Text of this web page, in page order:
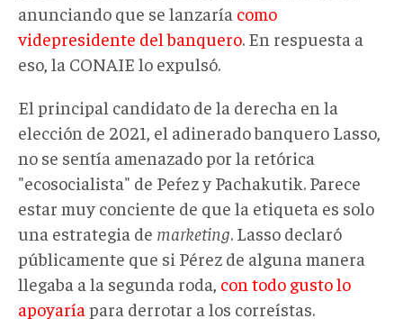
anunciando que se lanzaría como
videpresidente del banquero. En respuesta a
eso, la CONAIE lo expulsó.
El principal candidato de la derecha en la
elección de 2021, el adinerado banquero Lasso,
no se sentía amenazado por la retórica
"ecosocialista" de Peŕez y Pachakutik. Parece
estar muy conciente de que la etiqueta es solo
una estrategia de marketing. Lasso declaró
públicamente que si Pérez de alguna manera
llegaba a la segunda roda, con todo gusto lo
apoyaría para derrotar a los correístas.